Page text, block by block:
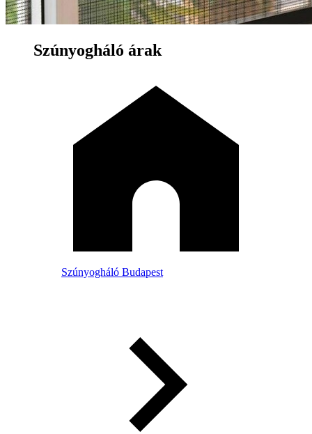
Szúnyogháló árak
Szúnyogháló Budapest